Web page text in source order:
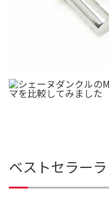
ベストセラー